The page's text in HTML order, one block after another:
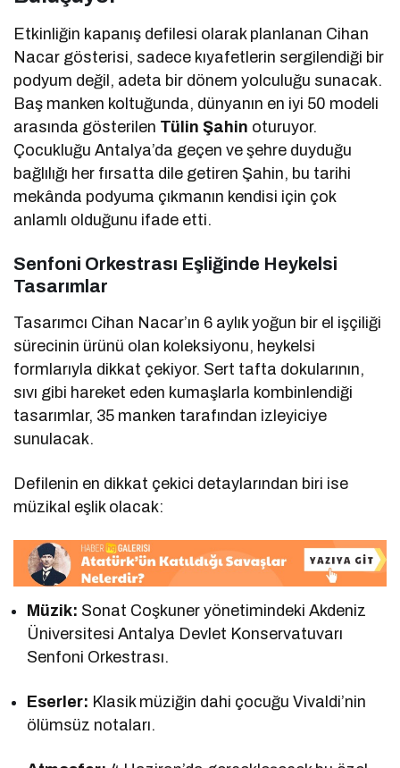
Etkinliğin kapanış defilesi olarak planlanan Cihan
Nacar gösterisi, sadece kıyafetlerin sergilendiği bir
podyum değil, adeta bir dönem yolculuğu sunacak.
Baş manken koltuğunda, dünyanın en iyi 50 modeli
arasında gösterilen Tülin Şahin oturuyor.
Çocukluğu Antalya’da geçen ve şehre duyduğu
bağlılığı her fırsatta dile getiren Şahin, bu tarihi
mekânda podyuma çıkmanın kendisi için çok
anlamlı olduğunu ifade etti.
Senfoni Orkestrası Eşliğinde Heykelsi
Tasarımlar
Tasarımcı Cihan Nacar’ın 6 aylık yoğun bir el işçiliği
sürecinin ürünü olan koleksiyonu, heykelsi
formlarıyla dikkat çekiyor. Sert tafta dokularının,
sıvı gibi hareket eden kumaşlarla kombinlendiği
tasarımlar, 35 manken tarafından izleyiciye
sunulacak.
Defilenin en dikkat çekici detaylarından biri ise
müzikal eşlik olacak:
Müzik: Sonat Coşkuner yönetimindeki Akdeniz
Üniversitesi Antalya Devlet Konservatuvarı
Senfoni Orkestrası.
Eserler: Klasik müziğin dahi çocuğu Vivaldi’nin
ölümsüz notaları.